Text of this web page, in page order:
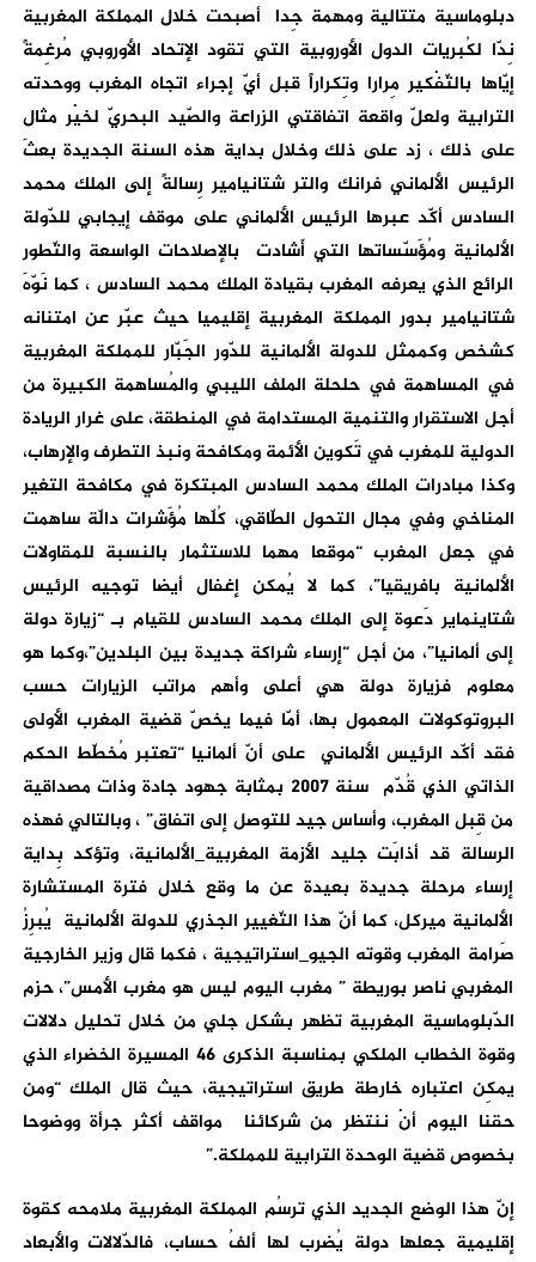
دبلوماسية متتالية ومهمة جِدا أصبحت خلال المملكة المغربية
نِدّا لكُبريات الدول الأوروبية التي تقود الإتحاد الأوروبي مُرغِمةً
إيّاها بالتّفْكير مِرارا وتِكراراً قبل أيّ إجراء اتجاه المغرب ووحدته
الترابية ولعلّ واقعة اتفاقتي الزراعة والصّيد البحريّ لخيْر مثال
على ذلك ، زد على ذلك وخلال بداية هذه السنة الجديدة بعثَ
الرئيس الألماني فرانك والتر شتانيامير رِسالةً إلى الملك محمد
السادس أكّد عبرها الرئيس الألماني على موقف إيجابي للدّولة
الألمانية ومُؤَسّساتها التي أَشادت بالإصلاحات الواسعة والتّطور
الرائع الذي يعرفه المغرب بقيادة الملك محمد السادس ، كما نَوّهَ
شتانيامير بدور المملكة المغربية إقليميا حيث عبّر عن امتنانه
كشخص وكممثل للدولة الألمانية للدّور الجَبّار للمملكة المغربية
في المساهمة في حلحلة الملف الليبي والمُساهمة الكبيرة من
أجل الاستقرار والتنمية المستدامة في المنطقة، على غرار الريادة
الدولية للمغرب في تَكوين الأئمة ومكافحة ونبذ التطرف والإرهاب،
وكذا مبادرات الملك محمد السادس المبتكرة في مكافحة التغير
المناخي وفي مجال التحول الطّاقي، كُلّها مُؤَشرات دالّة ساهمت
في جعل المغرب “موقعا مهما للاستثمار بالنسبة للمقاولات
الألمانية بافريقيا”، كما لا يُمكن إغفال أيضا توجيه الرئيس
شتاينماير دَعوة إلى الملك محمد السادس للقيام بـ “زيارة دولة
إلى ألمانيا”، من أجل “إرساء شراكة جديدة بين البلدين”،وكما هو
معلوم فزيارة دولة هي أعلى وأهم مراتب الزيارات حسب
البروتوكولات المعمول بها، أمّا فيما يخصّ قضية المغرب الأولى
فقد أكّد الرئيس الألماني على أنّ ألمانيا “تعتبر مُخطّط الحكم
الذاتي الذي قُدّم سنة 2007 بمثابة جهود جادة وذات مصداقية
من قِبل المغرب، وأساس جيد للتوصل إلى اتفاق” ، وبالتالي فهذه
الرسالة قد أذابَت جليد الأزمة المغربية_الألمانية، وتؤكد بِداية
إرساء مرحلة جديدة بعيدة عن ما وقع خلال فترة المستشارة
الألمانية ميركل، كما أنّ هذا التّغيير الجذري للدولة الألمانية يُبرِزُ
صَرامة المغرب وقوته الجيو_استراتيجية ، فكما قال وزير الخارجية
المغربي ناصر بوريطة ” مغرب اليوم ليس هو مغرب الأمس”، حزم
الدّبلوماسية المغربية تظهر بشكل جلي من خلال تحليل دلالات
وقوة الخطاب الملكي بمناسبة الذكرى 46 المسيرة الخضراء الذي
يمكِن اعتباره خارطة طريق استراتيجية، حيث قال الملك “ومن
حقنا اليوم أنْ ننتظر من شركائنا مواقف أكثر جرأة ووضوحا
بخصوص قضية الوحدة الترابية للمملكة.”
إنّ هذا الوضع الجديد الذي ترسُم المملكة المغربية ملامحه كقوة
إقليمية جعلها دولة يُضرب لها ألفُ حساب، فالدّلالات والأبعاد